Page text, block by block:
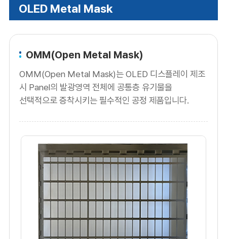
OLED Metal Mask
OMM(Open Metal Mask)
OMM(Open Metal Mask)는 OLED 디스플레이 제조
시 Panel의 발광영역 전체에 공통층 유기물을
선택적으로 증착시키는 필수적인 공정 제품입니다.